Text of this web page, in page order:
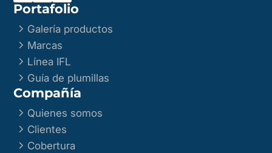
Portafolio
5 Galería productos
5 Marcas
5 Línea IFL
5 Guía de plumillas
Compañía
5 Quienes somos
5 Clientes
5 Cobertura